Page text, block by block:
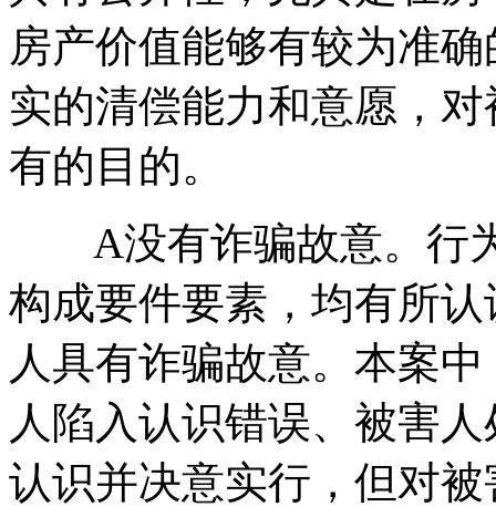
房产价值能够有较为准
实的清偿能力和意愿，
有的目的。
A没有诈骗故意。行
构成要件要素，均有所
人具有诈骗故意。本案
人陷入认识错误、被害
认识并决意实行，但对